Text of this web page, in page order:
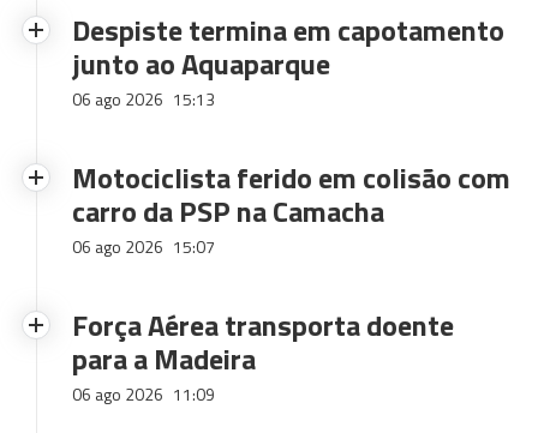
Despiste termina em capotamento
junto ao Aquaparque
06 ago 2026 15:13
Motociclista ferido em colisão com
carro da PSP na Camacha
06 ago 2026 15:07
Força Aérea transporta doente
para a Madeira
06 ago 2026 11:09